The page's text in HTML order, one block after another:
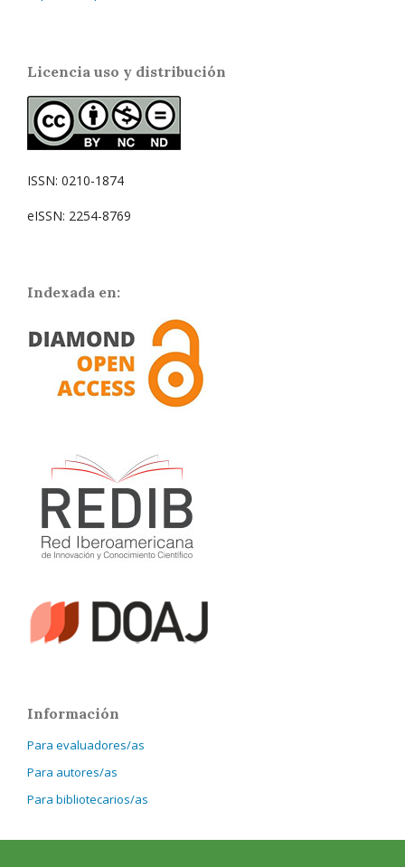
Licencia uso y distribución
ISSN: 0210-1874
eISSN: 2254-8769
Indexada en:
Información
Para evaluadores/as
Para autores/as
Para bibliotecarios/as